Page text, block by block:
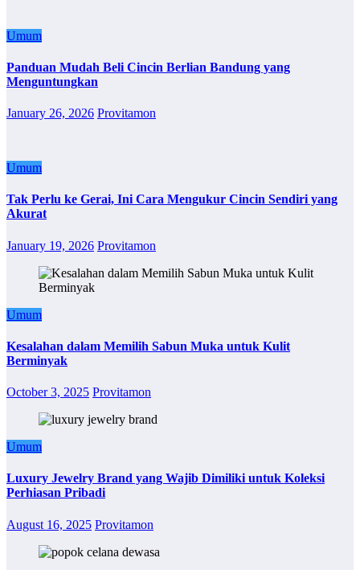
Umum
Panduan Mudah Beli Cincin Berlian Bandung yang
Menguntungkan
January 26, 2026 Provitamon
Umum
Tak Perlu ke Gerai, Ini Cara Mengukur Cincin Sendiri yang
Akurat
January 19, 2026 Provitamon
Umum
Kesalahan dalam Memilih Sabun Muka untuk Kulit
Berminyak
October 3, 2025 Provitamon
Umum
Luxury Jewelry Brand yang Wajib Dimiliki untuk Koleksi
Perhiasan Pribadi
August 16, 2025 Provitamon